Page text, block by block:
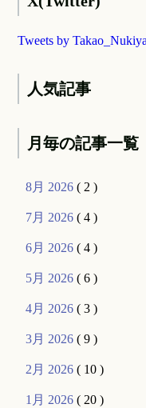
Tweets by
人気記事
月毎の記事一覧
8月 2026( 2 )
7月 2026( 4 )
6月 2026( 4 )
5月 2026( 6 )
4月 2026( 3 )
3月 2026( 9 )
2月 2026( 10 )
1月 2026( 20 )